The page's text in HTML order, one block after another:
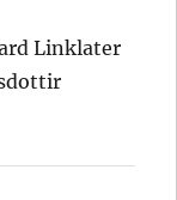
Linklater